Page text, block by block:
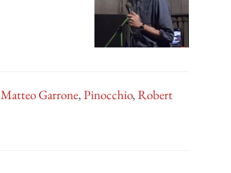
Matteo Garrone,Pinocchio,Robert